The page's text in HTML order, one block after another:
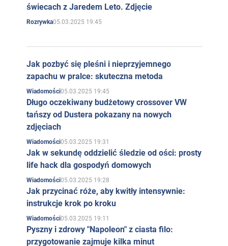
świecach z Jaredem Leto. Zdjęcie
Rozrywka05.03.2025 19:45
Jak pozbyć się pleśni i nieprzyjemnego
zapachu w pralce: skuteczna metoda
Wiadomości05.03.2025 19:45
Długo oczekiwany budżetowy crossover VW
tańszy od Dustera pokazany na nowych
zdjęciach
Wiadomości05.03.2025 19:31
Jak w sekundę oddzielić śledzie od ości: prosty
life hack dla gospodyń domowych
Wiadomości05.03.2025 19:28
Jak przycinać róże, aby kwitły intensywnie:
instrukcje krok po kroku
Wiadomości05.03.2025 19:11
Pyszny i zdrowy "Napoleon" z ciasta filo:
przygotowanie zajmuje kilka minut